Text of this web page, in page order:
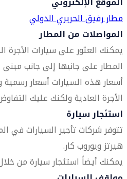
مطار رفيق الحريري الدولي
المواصلات من المطار
يمكنك العثور على سيارات الأجرة
المطار على جانبها إلى جانب مبنى
أسعار هذه السيارات أسعار
الأجرة العادية ولكنك عليك
استئجار سيارة
تتوفر شركات تأجير السيارات في
هيرتز ويوروب كار.
يمكنك أيضاً استئجار سيارة من